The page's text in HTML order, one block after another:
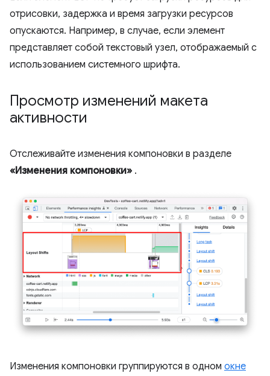
отрисовки, задержка и время загрузки ресурсов
опускаются. Например, в случае, если элемент
представляет собой текстовый узел, отображаемый с
использованием системного шрифта.
Просмотр изменений макета
активности
Отслеживайте изменения компоновки в разделе
«Изменения компоновки» .
Изменения компоновки группируются в одном окне